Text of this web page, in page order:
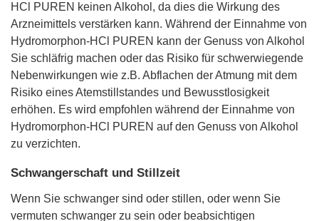
HCl PUREN keinen Alkohol, da dies die Wirkung des
Arzneimittels verstärken kann. Während der Einnahme von
Hydromorphon-HCl PUREN kann der Genuss von Alkohol
Sie schläfrig machen oder das Risiko für schwerwiegende
Nebenwirkungen wie z.B. Abflachen der Atmung mit dem
Risiko eines Atemstillstandes und Bewusstlosigkeit
erhöhen. Es wird empfohlen während der Einnahme von
Hydromorphon-HCl PUREN auf den Genuss von Alkohol
zu verzichten.
Schwangerschaft und Stillzeit
Wenn Sie schwanger sind oder stillen, oder wenn Sie
vermuten schwanger zu sein oder beabsichtigen